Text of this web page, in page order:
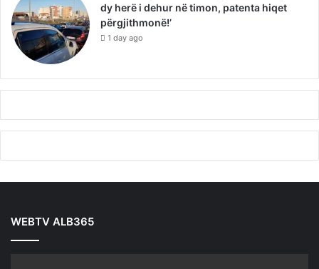
dy herë i dehur në timon, patenta hiqet
përgjithmonë!’
1 day ago
WEBTV ALB365